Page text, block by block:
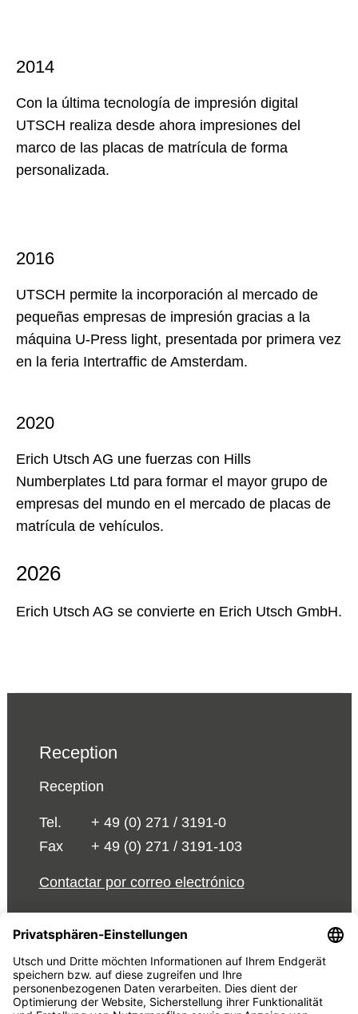
2014
Con la última tecnología de impresión digital
UTSCH realiza desde ahora impresiones del
marco de las placas de matrícula de forma
personalizada.
2016
UTSCH permite la incorporación al mercado de
pequeñas empresas de impresión gracias a la
máquina U-Press light, presentada por primera vez
en la feria Intertraffic de Amsterdam.
2020
Erich Utsch AG une fuerzas con Hills
Numberplates Ltd para formar el mayor grupo de
empresas del mundo en el mercado de placas de
matrícula de vehículos.
2026
Erich Utsch AG se convierte en Erich Utsch GmbH.
Reception
Reception
Tel.
+ 49 (0) 271 / 3191-0
Fax
+ 49 (0) 271 / 3191-103
Contactar por correo electrónico
© 2026 UTSCH